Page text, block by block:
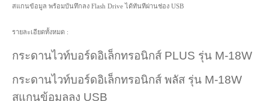
สแกนข้อมูล พร้อมบันทึกลง Flash Drive ได้ทันทีผ่านช่อง USB
รายละเอียดทั้งหมด :
กระดานไวท์บอร์ดอิเล็กทรอนิกส์ PLUS รุ่น M-18W
กระดานไวท์บอร์ดอิเล็กทรอนิกส์ พลัส รุ่น M-18W
สแกนข้อมูลลง USB